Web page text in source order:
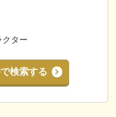
クター
検索する